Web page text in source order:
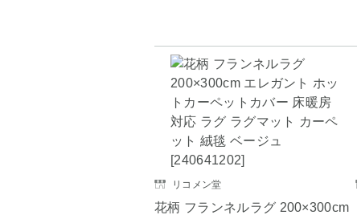
リコメン堂
花柄 フランネルラグ 200×300cm